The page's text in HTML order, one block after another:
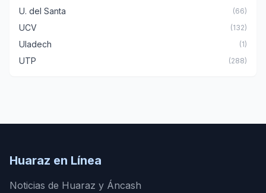
U. del Santa (66)
UCV (132)
Uladech (1)
UTP (288)
Huaraz en Línea
Noticias de Huaraz y Áncash